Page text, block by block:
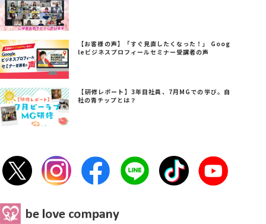
【お客様の声】「すぐ見直したくなった！」 Goog
leビジネスプロフィールセミナー受講者の声
【研修レポート】3年目社員、7月MGでの学び。自
社の青チップとは？